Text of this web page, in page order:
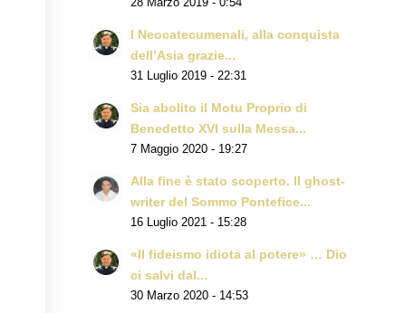
I Neocatecumenali, alla conquista
dell’Asia grazie...
31 Luglio 2019 - 22:31
Sia abolito il Motu Proprio di
Benedetto XVI sulla Messa...
7 Maggio 2020 - 19:27
Alla fine è stato scoperto. Il ghost-
writer del Sommo Pontefice...
16 Luglio 2021 - 15:28
«Il fideismo idiota al potere» … Dio
ci salvi dal...
30 Marzo 2020 - 14:53